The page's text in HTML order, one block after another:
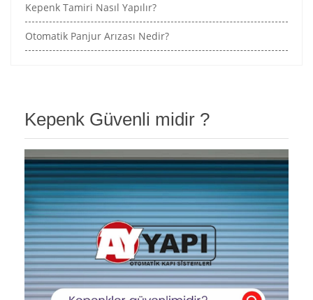
Kepenk Tamiri Nasıl Yapılır?
Otomatik Panjur Arızası Nedir?
Kepenk Güvenli midir ?